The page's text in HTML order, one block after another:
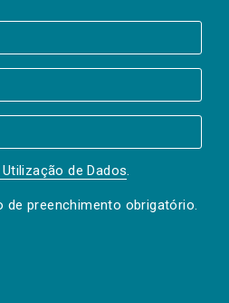
de Dados.
preenchimento obrigatório.